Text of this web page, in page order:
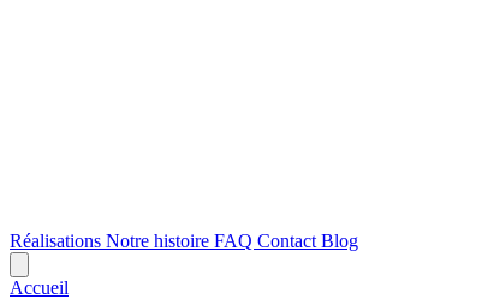
Réalisations Notre histoire FAQ Contact Blog
Accueil